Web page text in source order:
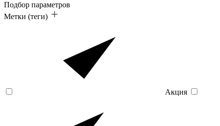
Подбор параметров
Метки (теги)
Акция